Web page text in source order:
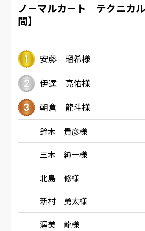
ノーマルカート テクニカ
間】
安藤 瑠希様
伊達 亮佑様
朝倉 龍斗様
鈴木 貴彦様
三木 純一様
北島 修様
新村 勇太様
渥美 龍様